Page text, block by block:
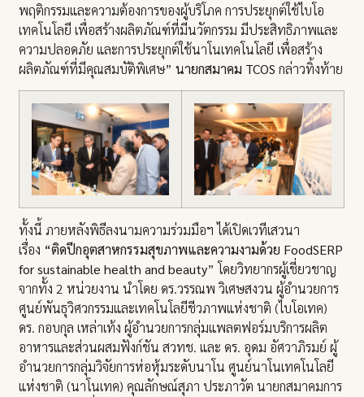
พฤติกรรมและความต้องการของผู้บริโภค การประยุกต์ใช้ไบโอ
เทคโนโลยี เพื่อสร้างผลิตภัณฑ์ที่มีนวัตกรรม มีประสิทธิภาพและ
ความปลอดภัย และการประยุกต์ใช้นาโนเทคโนโลยี เพื่อสร้าง
ผลิตภัณฑ์ที่มีคุณสมบัติพิเศษ”นายกสมาคม TCOSกล่าวทิ้งท้าย
ทั้งนี้ ภายหลังพิธีลงนามความร่วมมือฯ ได้เปิดเวทีเสวนา
เรื่อง “ติดปีกอุตสาหกรรมสุขภาพและความงามด้วย FoodSERP
for sustainable health and beauty” โดยวิทยากรผู้เชี่ยวชาญ
จากทั้ง 2 หน่วยงาน นำโดย ดร.วรรณพ วิเศษสงวน ผู้อำนวยการ
ศูนย์พันธุวิศวกรรมและเทคโนโลยีชีวภาพแห่งชาติ (ไบโอเทค)
ดร. กอบกุล เหล่าเท้ง ผู้อำนวยการกลุ่มแพลตฟอร์มบริการผลิต
อาหารและส่วนผสมฟังก์ชัน สวทช. และ ดร. อุดม อัศวาภิรมย์ ผู้
อำนวยการกลุ่มวิจัยการห่อหุ้มระดับนาโน ศูนย์นาโนเทคโนโลยี
แห่งชาติ (นาโนเทค) คุณลักษณ์สุภา ประภาวัต นายกสมาคมการ